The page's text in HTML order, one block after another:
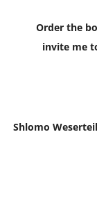
Order the
invite me
Shlomo